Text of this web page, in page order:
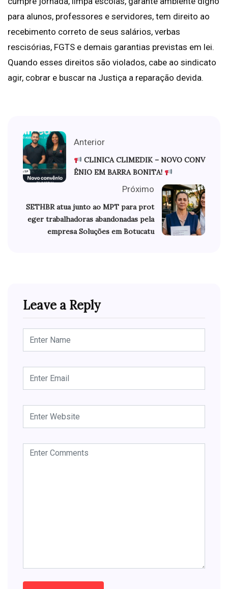
para alunos, professores e servidores, tem direito ao
recebimento correto de seus salários, verbas
rescisórias, FGTS e demais garantias previstas em lei.
Quando esses direitos são violados, cabe ao sindicato
agir, cobrar e buscar na Justiça a reparação devida.
Anterior
CLINICA CLIMEDIK – NOVO CONV
ÊNIO EM BARRA BONITA!
Próximo
SETHBR atua junto ao MPT para prot
eger trabalhadoras abandonadas pela
empresa Soluções em Botucatu
Leave a Reply